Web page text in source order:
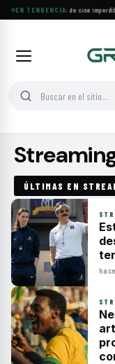
EN TENDENCIA
Cuatro festivales de cine
ÚLTIMAS EN